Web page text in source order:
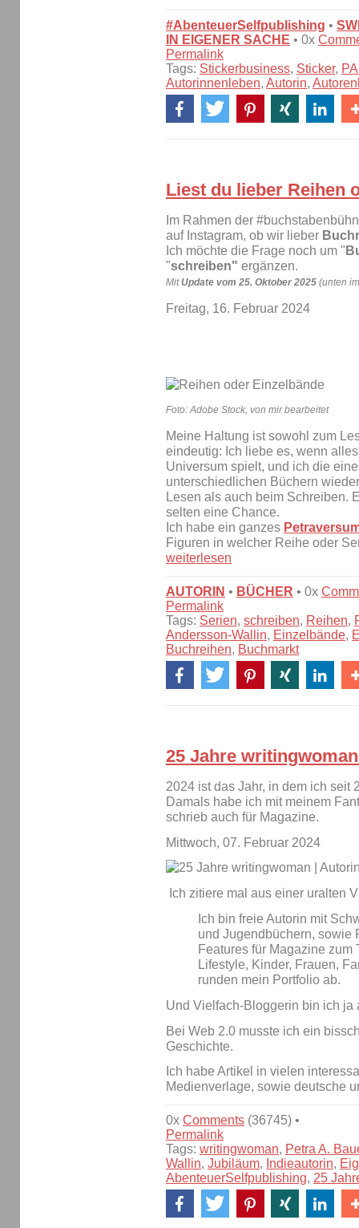
#AbenteuerSelfpublishing •
IN EIGENER SACHE • 0x
Permalink
Tags: Stickerbusiness, Sticker,
Autorinnenleben, Autorin,
Liest du lieber Reihen
Im Rahmen der
auf Instagram, ob wir lieber
Ich möchte die Frage noch um "
"schreiben" ergänzen.
MitUpdate vom 25. Oktober 2025 (unten
Freitag, 16. Februar 2024
Foto: Adobe Stock, von mir bearbeitet
Meine Haltung ist sowohl zum
eindeutig: Ich liebe es, wenn
Universum spielt, und ich die
unterschiedlichen Büchern
Lesen als auch beim Schreiben.
selten eine Chance.
Ich habe ein ganzes
Figuren in welcher Reihe oder
weiterlesen
AUTORIN • BÜCHER • 0x
Permalink
Tags: Serien, schreiben, Reihen,
Andersson-Wallin, Einzelbände,
Buchreihen, Buchmarkt
25 Jahre
2024 ist das Jahr, in dem ich seit
Damals habe ich mit meinem
schrieb auch für Magazine.
Mittwoch, 07. Februar 2024
Ich zitiere mal aus einer uralten
Ich bin freie Autorin mit
und Jugendbüchern, sowie
Features für Magazine zum
Lifestyle, Kinder, Frauen,
runden mein Portfolio ab.
Und Vielfach-Bloggerin bin ich ja
Bei Web 2.0 musste ich ein
Geschichte.
Ich habe Artikel in vielen
Medienverlage, sowie deutsche
0x Comments (36745) •
Permalink
Tags: writingwoman, Petra A.
Wallin, Jubiläum, Indieautorin,
AbenteuerSelfpublishing, 25